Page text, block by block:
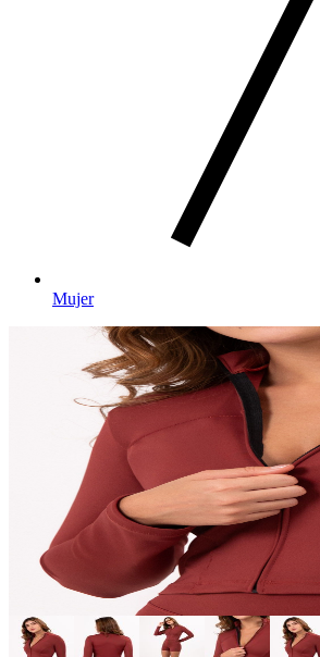
Mujer